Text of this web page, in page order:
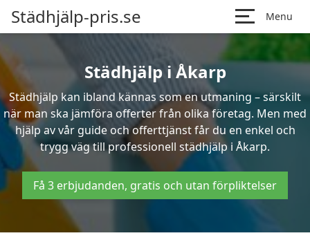
Städhjälp-pris.se Menu
Städhjälp i Åkarp
Städhjälp kan ibland kännas som en utmaning – särskilt
när man ska jämföra offerter från olika företag. Men med
hjälp av vår guide och offerttjänst får du en enkel och
trygg väg till professionell städhjälp i Åkarp.
Få 3 erbjudanden, gratis och utan förpliktelser